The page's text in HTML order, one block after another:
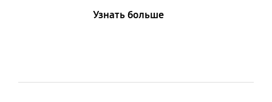
Узнать больше